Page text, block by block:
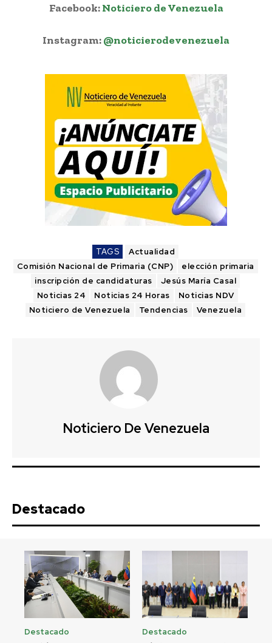
Facebook:Noticiero de Venezuela
Instagram:@noticierodevenezuela
TAGS
Actualidad
Comisión Nacional de Primaria (CNP)
elección primaria
inscripción de candidaturas
Jesús María Casal
Noticias 24
Noticias 24 Horas
Noticias NDV
Noticiero de Venezuela
Tendencias Venezuela
Noticiero De Venezuela
Destacado
Destacado Destacado